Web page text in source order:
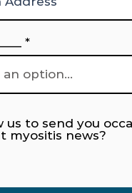
us to send you
myositis news?